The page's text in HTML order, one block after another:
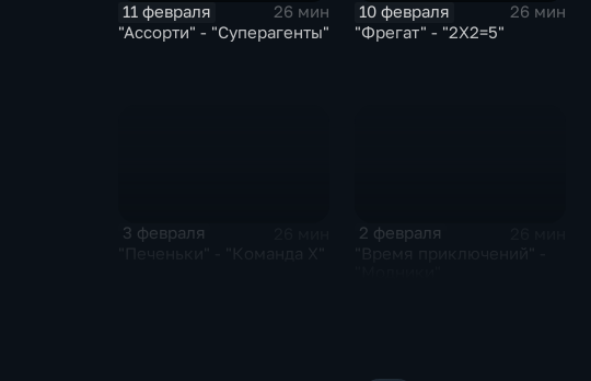
11 февраля
26 мин
"Ассорти" - "Суперагенты"
10 февраля
26 мин
"Фрегат" - "2Х2=5"
3 февраля 2 февраля